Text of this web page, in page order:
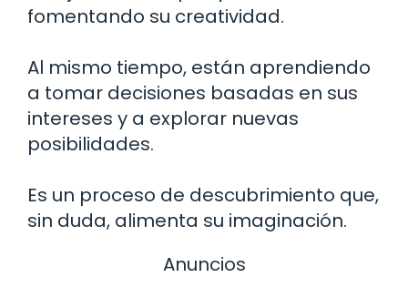
fomentando su creatividad.
Al mismo tiempo, están aprendiendo
a tomar decisiones basadas en sus
intereses y a explorar nuevas
posibilidades.
Es un proceso de descubrimiento que,
sin duda, alimenta su imaginación.
Anuncios